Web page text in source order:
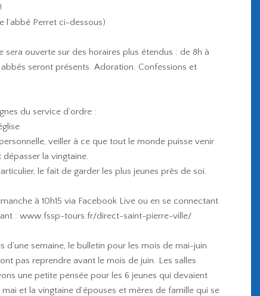
l’abbé Perret ci-dessous)
sera ouverte sur des horaires plus étendus : de 8h à
abbés seront présents. Adoration. Confessions et
du service d’ordre :
veiller à ce que tout le monde puisse venir
la vingtaine.
le fait de garder les plus jeunes près de soi.
à 10h15 via Facebook Live ou en se connectant
: www.fssp-tours.fr/direct-saint-pierre-ville/
d’une semaine, le bulletin pour les mois de mai-juin
pas reprendre avant le mois de juin. Les salles
une petite pensée pour les 6 jeunes qui devaient
et la vingtaine d’épouses et mères de famille qui se